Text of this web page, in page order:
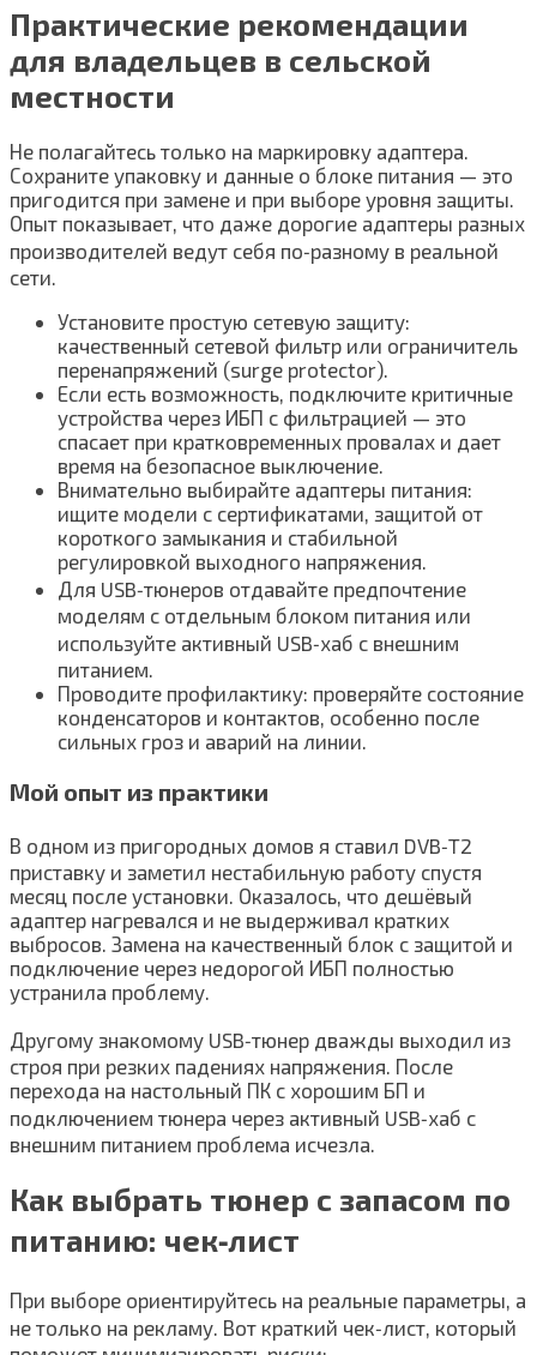
Практические рекомендации
для владельцев в сельской
местности
Не полагайтесь только на маркировку адаптера.
Сохраните упаковку и данные о блоке питания — это
пригодится при замене и при выборе уровня защиты.
Опыт показывает, что даже дорогие адаптеры разных
производителей ведут себя по‑разному в реальной
сети.
Установите простую сетевую защиту:
качественный сетевой фильтр или ограничитель
перенапряжений (surge protector).
Если есть возможность, подключите критичные
устройства через ИБП с фильтрацией — это
спасает при кратковременных провалах и дает
время на безопасное выключение.
Внимательно выбирайте адаптеры питания:
ищите модели с сертификатами, защитой от
короткого замыкания и стабильной
регулировкой выходного напряжения.
Для USB‑тюнеров отдавайте предпочтение
моделям с отдельным блоком питания или
используйте активный USB‑хаб с внешним
питанием.
Проводите профилактику: проверяйте состояние
конденсаторов и контактов, особенно после
сильных гроз и аварий на линии.
Мой опыт из практики
В одном из пригородных домов я ставил DVB‑T2
приставку и заметил нестабильную работу спустя
месяц после установки. Оказалось, что дешёвый
адаптер нагревался и не выдерживал кратких
выбросов. Замена на качественный блок с защитой и
подключение через недорогой ИБП полностью
устранила проблему.
Другому знакомому USB‑тюнер дважды выходил из
строя при резких падениях напряжения. После
перехода на настольный ПК с хорошим БП и
подключением тюнера через активный USB‑хаб с
внешним питанием проблема исчезла.
Как выбрать тюнер с запасом по
питанию: чек‑лист
При выборе ориентируйтесь на реальные параметры, а
не только на рекламу. Вот краткий чек‑лист, который